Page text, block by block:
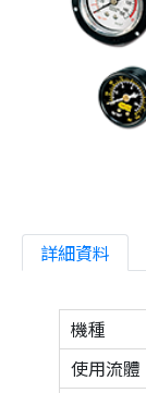
詳細資料
機種
使用流體